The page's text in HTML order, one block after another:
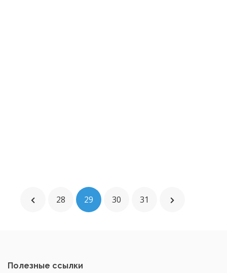
28 29 30 31
Полезные ссылки